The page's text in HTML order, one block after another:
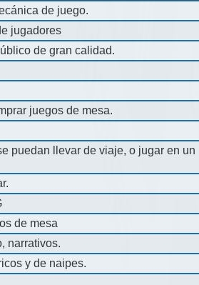
de juego.
jugadores
de gran calidad.
juegos de mesa.
puedan llevar de viaje, o jugar en un
de mesa
narrativos.
y de naipes.